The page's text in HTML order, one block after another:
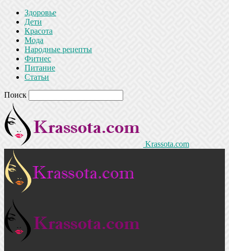
Здоровье
Дети
Красота
Мода
Народные рецепты
Фитнес
Питание
Статьи
Поиск
Krassota.com